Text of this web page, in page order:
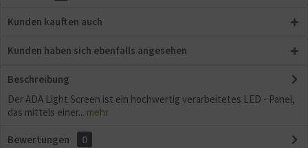
Kunden kauften auch
Kunden haben sich ebenfalls angesehen
Beschreibung
Der ADA Light Screen ist ein hochwertig verarbeitetes LED - Panel,
das mittels einer... mehr
Bewertungen
0